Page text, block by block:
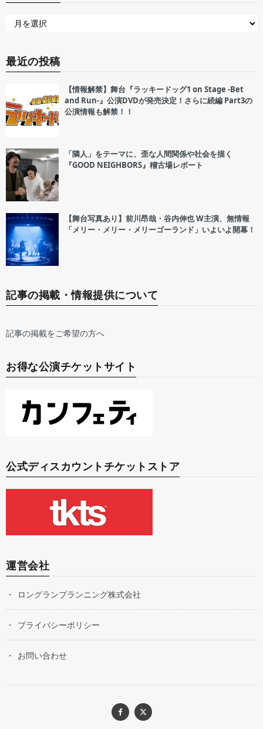
最近の投稿
【情報解禁】舞台『ラッキードッグ1 on Stage -Bet
and Run-』公演DVDが発売決定！さらに続編 Part3の
公演情報も解禁！！
「隣人」をテーマに、歪な人間関係や社会を描く
『GOOD NEIGHBORS』稽古場レポート
【舞台写真あり】前川昂哉・谷内伸也 W主演、無情報
「メリー・メリー・メリーゴーランド」いよいよ開幕！
記事の掲載・情報提供について
記事の掲載をご希望の方へ
お得な公演チケットサイト
公式ディスカウントチケットストア
運営会社
ロングランプランニング株式会社
プライバシーポリシー
お問い合わせ